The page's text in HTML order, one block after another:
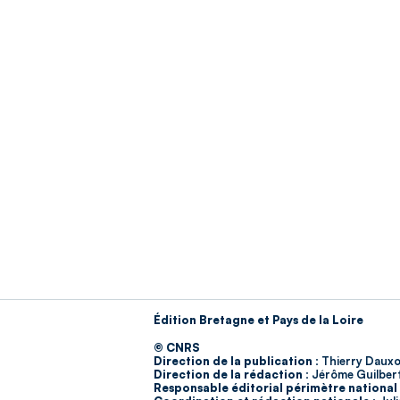
Édition Bretagne et Pays de la Loire
© CNRS
Direction de la publication : Thierry
Direction de la rédaction : Jérôme
Responsable éditorial périmètre national